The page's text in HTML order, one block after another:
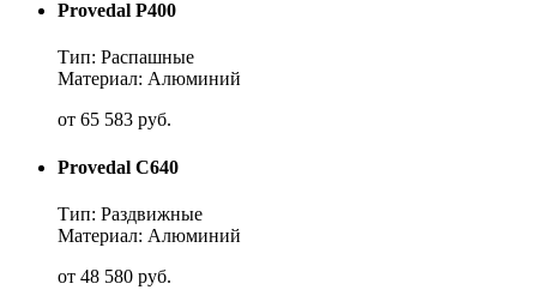
Provedal P400
Тип: Распашные
Материал: Алюминий
от 65 583 руб.
Provedal C640
Тип: Раздвижные
Материал: Алюминий
от 48 580 руб.